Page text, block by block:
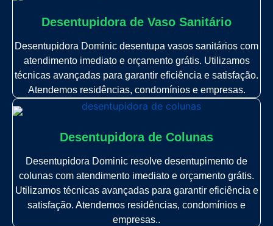
Desentupidora de Vaso Sanitário
Desentupidora Dominic desentupa vasos sanitários com
atendimento imediato e orçamento grátis. Utilizamos
técnicas avançadas para garantir eficiência e satisfação.
Atendemos residências, condomínios e empresas.
Desentupidora de Colunas
Desentupidora Dominic resolve desentupimento de
colunas com atendimento imediato e orçamento grátis.
Utilizamos técnicas avançadas para garantir eficiência e
satisfação. Atendemos residências, condomínios e
empresas..